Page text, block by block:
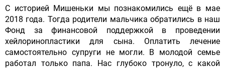
С историей Мишеньки мы познакомились ещё в мае
2018 года. Тогда родители мальчика обратились в наш
Фонд за финансовой поддержкой в проведении
хейлоринопластики для сына. Оплатить лечение
самостоятельно супруги не могли. В молодой семье
работал только папа. Нас глубоко тронуло, с какой